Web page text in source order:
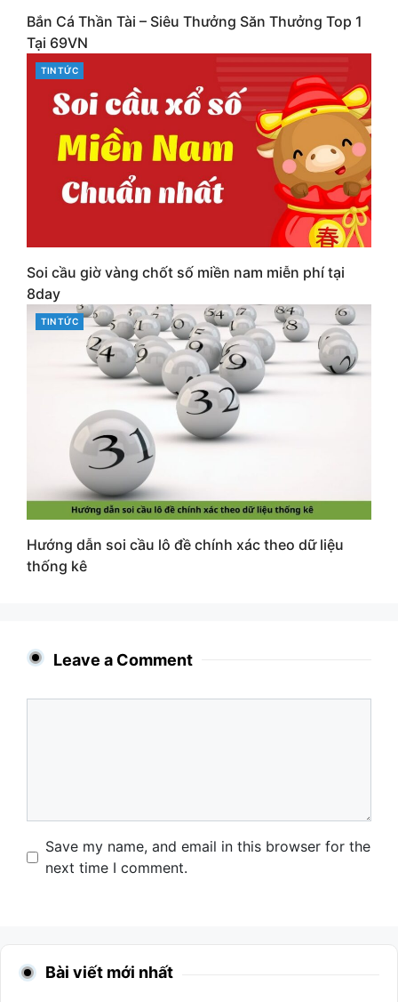
Bắn Cá Thần Tài – Siêu Thưởng Săn Thưởng Top 1
Tại 69VN
CATEGORIES
TIN TỨC
Soi cầu giờ vàng chốt số miền nam miễn phí tại
8day
CATEGORIES
TIN TỨC
Hướng dẫn soi cầu lô đề chính xác theo dữ liệu
thống kê
Leave a Comment
Name
Email
Website
Save my name, and email in this browser for the
next time I comment.
Bài viết mới nhất